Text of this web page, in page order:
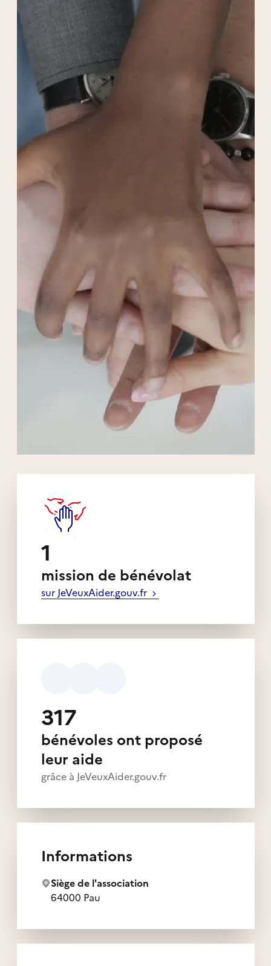
1
mission de bénévolat
sur JeVeuxAider.gouv.fr
317
bénévoles ont proposé
leur aide
grâce à JeVeuxAider.gouv.fr
Informations
Siège de l'association
64000 Pau